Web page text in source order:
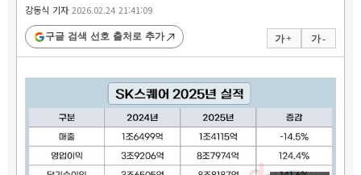
강동식 기자2026.02.24 21:41:09
가 + 가 -
구글 검색 선호 출처로 추가